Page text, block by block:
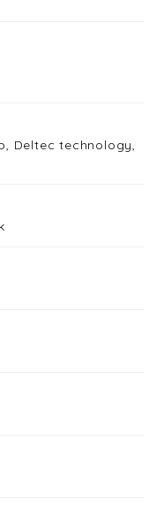
Deltec technology,